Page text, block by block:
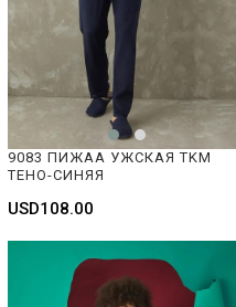
9083 ПИЖАА УЖСКАЯ TKM
ТЕНО-СИНЯЯ
USD108.00